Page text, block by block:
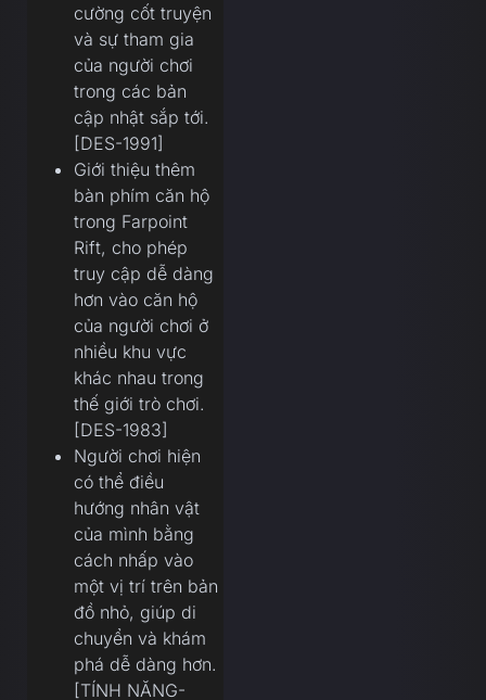
cường cốt truyện
và sự tham gia
của người chơi
trong các bản
cập nhật sắp tới.
[DES-1991]
Giới thiệu thêm
bàn phím căn hộ
trong Farpoint
Rift, cho phép
truy cập dễ dàng
hơn vào căn hộ
của người chơi ở
nhiều khu vực
khác nhau trong
thế giới trò chơi.
[DES-1983]
Người chơi hiện
có thể điều
hướng nhân vật
của mình bằng
cách nhấp vào
một vị trí trên bản
đồ nhỏ, giúp di
chuyển và khám
phá dễ dàng hơn.
[TÍNH NĂNG-